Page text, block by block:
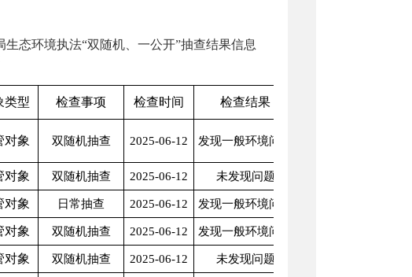
生态环境执法“双随机、一公开”抽查结果信息
类型 检查事项 检查时间 检查结果
对象 双随机抽查 2025-06-12 发现一般环境问题
对象 双随机抽查 2025-06-12 未发现问题
对象 日常抽查 2025-06-12 发现一般环境问题
对象 双随机抽查 2025-06-12 发现一般环境问题
对象 双随机抽查 2025-06-12 未发现问题